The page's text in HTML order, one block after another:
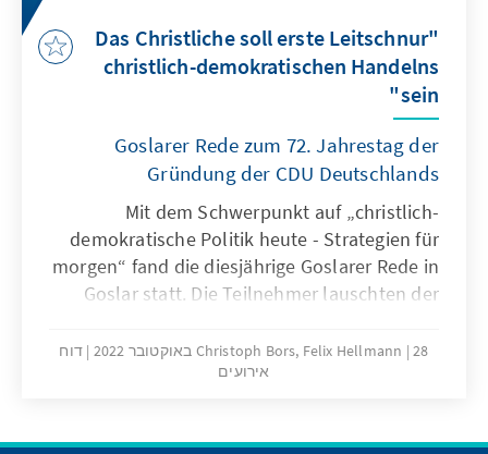
"Das Christliche soll erste Leitschnur
christlich-demokratischen Handelns
sein"
Goslarer Rede zum 72. Jahrestag der
Gründung der CDU Deutschlands
Mit dem Schwerpunkt auf „christlich-
demokratische Politik heute - Strategien für
morgen“ fand die diesjährige Goslarer Rede in
Goslar statt. Die Teilnehmer lauschten der
Professorin für Politische Theorie und
Ideengeschichte an der Universität Passau.
Christoph Bors, Felix Hellmann 28 באוקטובר 2022
דוח
אירועים